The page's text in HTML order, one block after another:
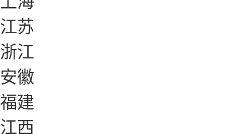
江苏
浙江
安徽
福建
江西